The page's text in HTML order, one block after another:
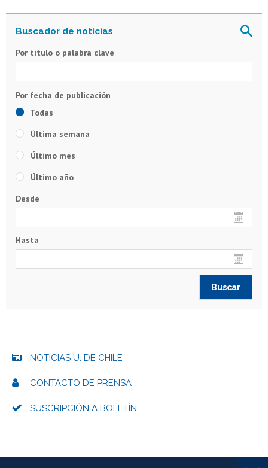
Por título o palabra clave
Todas
Última semana
Último mes
Último año
Desde
Hasta
NOTICIAS U. DE CHILE
CONTACTO DE PRENSA
SUSCRIPCIÓN A BOLETÍN
Más información